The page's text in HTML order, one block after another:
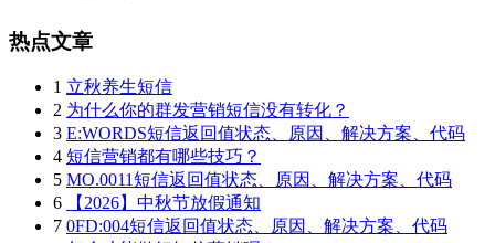
热点文章
1 立秋养生短信
2 为什么你的群发营销短信没有转化？
3 E:WORDS短信返回值状态、原因、解决方案、代码
4 短信营销都有哪些技巧？
5 MO.0011短信返回值状态、原因、解决方案、代码
6
【2026】中秋节放假通知
7 0FD:004短信返回值状态、原因、解决方案、代码